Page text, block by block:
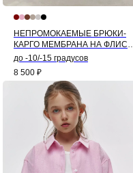
НЕПРОМОКАЕМЫЕ БРЮКИ-
КАРГО МЕМБРАНА НА ФЛИСЕ
(БОРДО)
до -10/-15 градусов
8 500 ₽